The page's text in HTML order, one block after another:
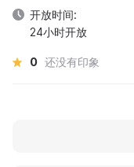
开放时间:
24小时开放
0 还没有印象